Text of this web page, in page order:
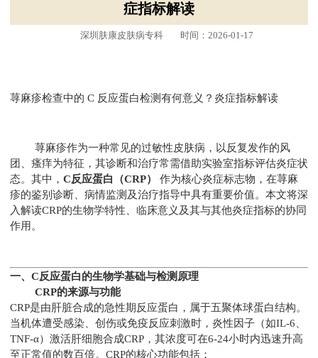
症指标解读
深圳肤康皮肤病专科 时间：2026-01-17
荨麻疹检查中的 C 反应蛋白检测有何意义？炎症指标解读
荨麻疹作为一种常见的过敏性皮肤病，以反复发作的风
团、瘙痒为特征，其诊断和治疗常需借助实验室指标评估炎症状
态。其中， C反应蛋白（CRP）
作为核心炎症标志物，在荨麻
疹的鉴别诊断、病情监测及治疗指导中具有重要价值。本文将深
入解读CRP的生物学特性、临床意义及其与其他炎症指标的协同
作用。
一、C反应蛋白的生物学基础与检测原理
CRP的来源与功能
CRP是由肝脏合成的急性期反应蛋白，属于五聚体球蛋白结构。
当机体遭受感染、创伤或免疫反应刺激时，炎性因子（如IL-6、
TNF-α）激活肝细胞合成CRP，其浓度可在6-24小时内迅速升高
至正常值的数百倍。CRP的核心功能包括：